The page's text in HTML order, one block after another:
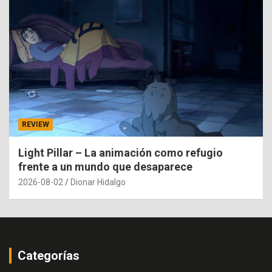
REVIEW
Light Pillar – La animación como refugio
frente a un mundo que desaparece
2026-08-02 Dionar Hidalgo
Categorías